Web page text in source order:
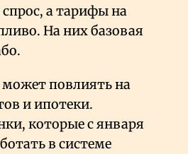
а тарифы на
На них базовая
повлиять на
и ипотеки.
которые с января
в системе